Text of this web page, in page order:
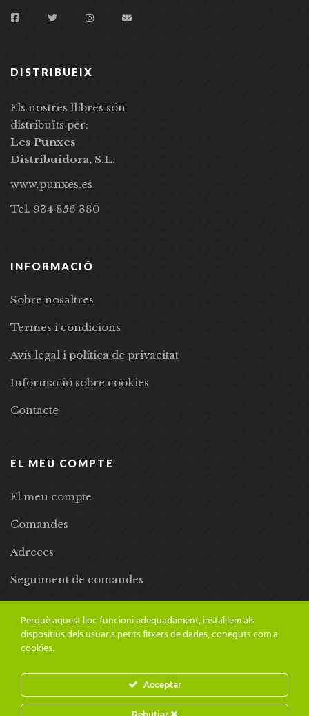
DISTRIBUEIX
Els nostres llibres són
distribuïts per:
Les Punxes
Distribuidora, S.L.
www.punxes.es
Tel. 934 856 380
INFORMACIÓ
Sobre nosaltres
Termes i condicions
Avís legal i política de privacitat
Informació sobre cookies
Contacte
EL MEU COMPTE
El meu compte
Comandes
Adreces
Seguiment de comandes
© 2024 Adesiara Editorial | Tots els drets reservats | Preus amb
Perquè aquest lloc funcioni adequadament, instal·lem als
dispositius dels usuaris petits fitxers de dades, coneguts com a
cookies.
Acceptar